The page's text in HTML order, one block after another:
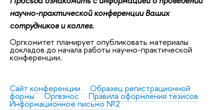
научно-практической конференции Ваших
сотрудников и коллег.
Оргкомитет планирует опубликовать материалы
докладов до начала работы научно-практической
конференции.
Сайт конференции Образец регистрационной
формы Оргвзнос Правила оформления тезисов
Информационное письмо №2